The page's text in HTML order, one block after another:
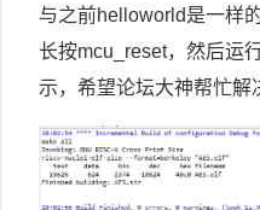
与之前helloworld是一样
长按mcu_reset，然后运
示，希望论坛大神帮忙解